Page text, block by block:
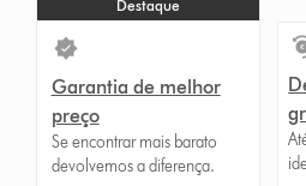
Destaque
Garantia de melhor
preço
Se encontrar mais barato
devolvemos a diferença.